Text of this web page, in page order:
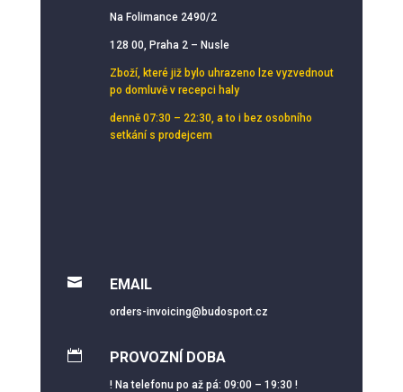
Na Folimance 2490/2
128 00, Praha 2 – Nusle
Zboží, které již bylo uhrazeno lze vyzvednout
po domluvě v recepci haly
denně 07:30 – 22:30, a to i bez osobního
setkání s prodejcem
 EMAIL
orders-invoicing@budosport.cz
 PROVOZNÍ DOBA
! Na telefonu po až pá: 09:00 – 19:30 !